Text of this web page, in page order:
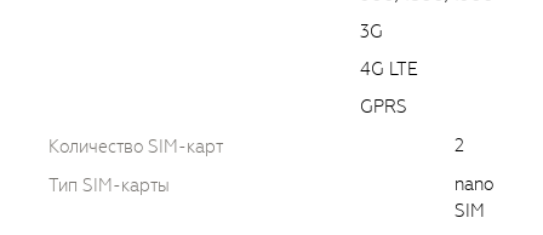
3G
4G LTE
GPRS
Количество SIM-карт
2
Тип SIM-карты
nano
SIM